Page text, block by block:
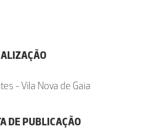
- Vila Nova de Gaia
DE PUBLICAÇÃO